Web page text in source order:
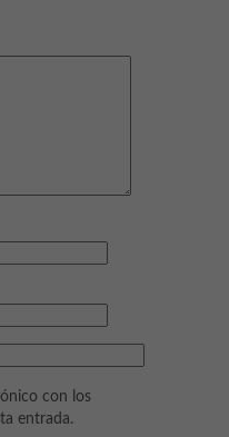
con los
entrada.